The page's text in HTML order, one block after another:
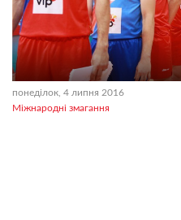
понеділок, 4 липня 2016
Міжнародні змагання